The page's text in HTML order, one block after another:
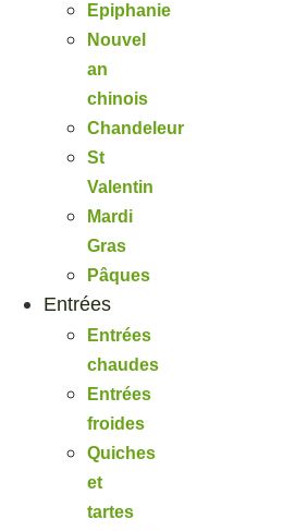
Epiphanie
Nouvel
an
chinois
Chandeleur
St
Valentin
Mardi
Gras
Pâques
Entrées
Entrées
chaudes
Entrées
froides
Quiches
et
tartes